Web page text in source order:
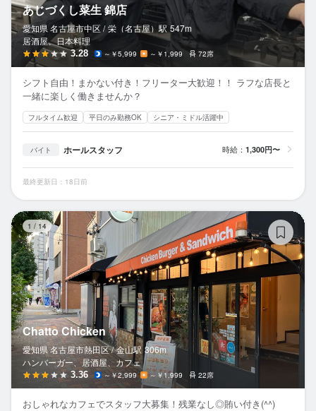
あじづくし菜生 錦店
愛知県 名古屋市中区 / 栄（名古屋） 駅 547m
居酒屋、日本料理
3.28 ～￥5,999 ～￥1,999 72席
シフト自由！まかない付き！フリーター大歓迎！！ ラフな店長と
一緒に楽しく働きませんか？
フルタイム歓迎 平日のみ勤務OK シニア・ミドル活躍中
バイト ホールスタッフ 時給： 1,300円〜
最終更新日：18日前
1 / 14
Chatto Chicken
愛知県 名古屋市熱田区 / 金山駅 306m
ハンバーガー、居酒屋、カフェ
3.36 ～￥2,999 ～￥1,999 22席
おしゃれなカフェでスタッフ大募集！残業なし◎賄い付き(^^)